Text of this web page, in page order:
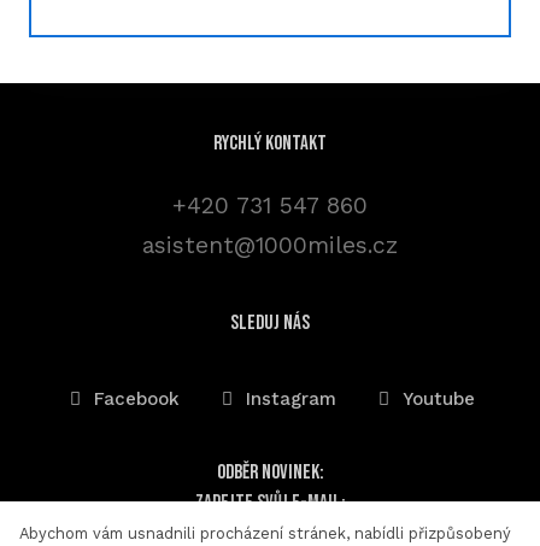
Rychlý kontakt
+420 731 547 860
asistent@1000miles.cz
sleduj nás
Facebook Instagram Youtube
Odběr novinek:
Zadejte svůj e-mail:
Abychom vám usnadnili procházení stránek, nabídli přizpůsobený